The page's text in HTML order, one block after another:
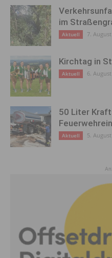
im
Aktuell 7.
Kirchtag in
Aktuell 6.
50 Liter
Aktuell 5.